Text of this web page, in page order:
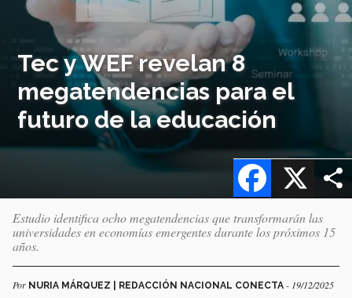
Tec y WEF revelan 8
megatendencias para el
futuro de la educación
X
Facebook
Estudio identifica ocho megatendencias que transformarán las
universidades en economías emergentes durante los próximos 15
años.
Por NURIA MÁRQUEZ | REDACCIÓN NACIONAL CONECTA - 19/12/2025